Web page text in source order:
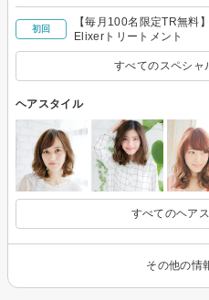
初回
【毎月100名限定TR無料
Elixerトリートメント
すべてのスペシャ
ヘアスタイル
すべてのヘア
その他の情